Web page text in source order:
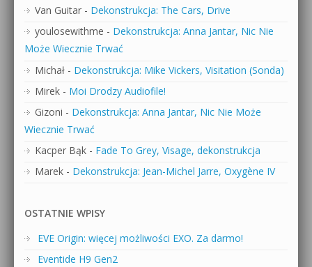
Van Guitar - Dekonstrukcja: The Cars, Drive
youlosewithme - Dekonstrukcja: Anna Jantar, Nic Nie
Może Wiecznie Trwać
Michał - Dekonstrukcja: Mike Vickers, Visitation (Sonda)
Mirek - Moi Drodzy Audiofile!
Gizoni - Dekonstrukcja: Anna Jantar, Nic Nie Może
Wiecznie Trwać
Kacper Bąk - Fade To Grey, Visage, dekonstrukcja
Marek - Dekonstrukcja: Jean-Michel Jarre, Oxygène IV
OSTATNIE WPISY
EVE Origin: więcej możliwości EXO. Za darmo!
Eventide H9 Gen2